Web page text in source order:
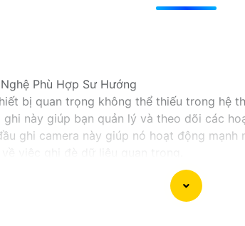
Phù Hợp Sư Hướng
bị quan trọng không thể thiếu trong hệ
này giúp bạn quản lý và theo dõi các
ghi camera này giúp nó hoạt động
sát an ninh thông minh và tiện lợi, đầu
vào sản phẩm này để bảo vệ và giám